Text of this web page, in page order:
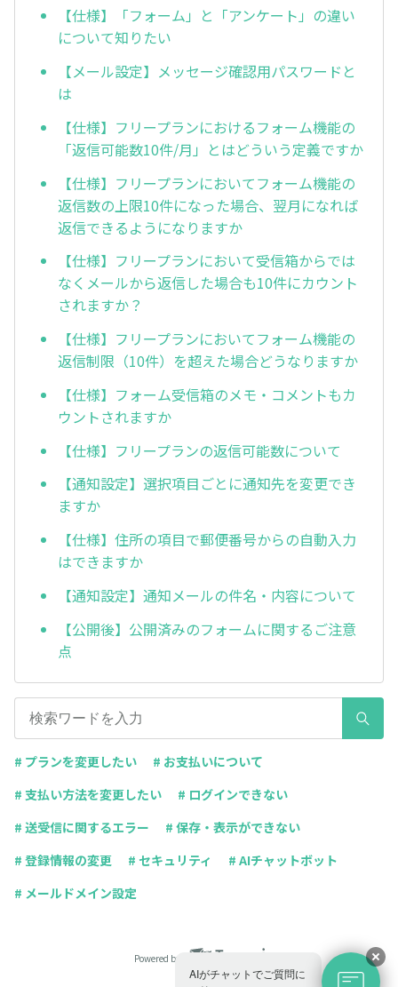
【仕様】「フォーム」と「アンケート」の違い
について知りたい
【メール設定】メッセージ確認用パスワードと
は
【仕様】フリープランにおけるフォーム機能の
「返信可能数10件/月」とはどういう定義ですか
【仕様】フリープランにおいてフォーム機能の
返信数の上限10件になった場合、翌月になれば
返信できるようになりますか
【仕様】フリープランにおいて受信箱からでは
なくメールから返信した場合も10件にカウント
されますか？
【仕様】フリープランにおいてフォーム機能の
返信制限（10件）を超えた場合どうなりますか
【仕様】フォーム受信箱のメモ・コメントもカ
ウントされますか
【仕様】フリープランの返信可能数について
【通知設定】選択項目ごとに通知先を変更でき
ますか
【仕様】住所の項目で郵便番号からの自動入力
はできますか
【通知設定】通知メールの件名・内容について
【公開後】公開済みのフォームに関するご注意
点
# プランを変更したい
# お支払いについて
# 支払い方法を変更したい
# ログインできない
# 送受信に関するエラー
# 保存・表示ができない
# 登録情報の変更
# セキュリティ
# AIチャットボット
# メールドメイン設定
Powered by
AIがチャットでご質問に